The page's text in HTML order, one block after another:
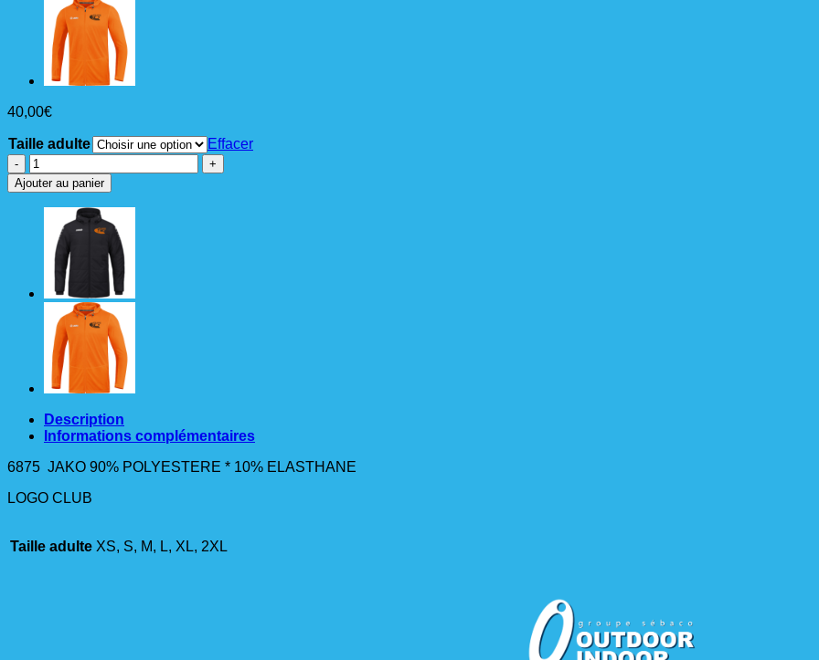
40,00€
Taille adulte
Effacer
quantité
de
VESTE
RUNNING
CAPUCHE
JAKO
ORANGE
FEMME
Ajouter au panier
Description
Informations complémentaires
6875 JAKO 90% POLYESTERE * 10% ELASTHANE
LOGO CLUB
Taille adulte XS, S, M, L, XL, 2XL